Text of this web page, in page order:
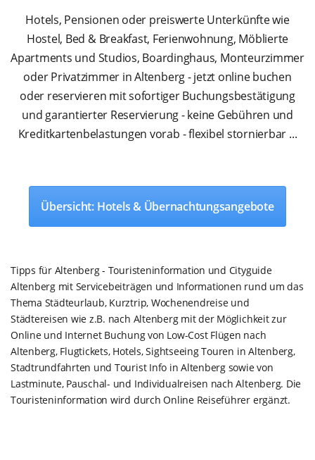
Hotels, Pensionen oder preiswerte Unterkünfte wie
Hostel, Bed & Breakfast, Ferienwohnung, Möblierte
Apartments und Studios, Boardinghaus, Monteurzimmer
oder Privatzimmer in Altenberg - jetzt online buchen
oder reservieren mit sofortiger Buchungsbestätigung
und garantierter Reservierung - keine Gebühren und
Kreditkartenbelastungen vorab - flexibel stornierbar ...
Übersicht: Hotels & Übernachtungsangebote
Tipps für Altenberg - Touristeninformation und Cityguide
Altenberg mit Servicebeiträgen und Informationen rund um das
Thema Städteurlaub, Kurztrip, Wochenendreise und
Städtereisen wie z.B. nach Altenberg mit der Möglichkeit zur
Online und Internet Buchung von Low-Cost Flügen nach
Altenberg, Flugtickets, Hotels, Sightseeing Touren in Altenberg,
Stadtrundfahrten und Tourist Info in Altenberg sowie von
Lastminute, Pauschal- und Individualreisen nach Altenberg. Die
Touristeninformation wird durch Online Reiseführer ergänzt.